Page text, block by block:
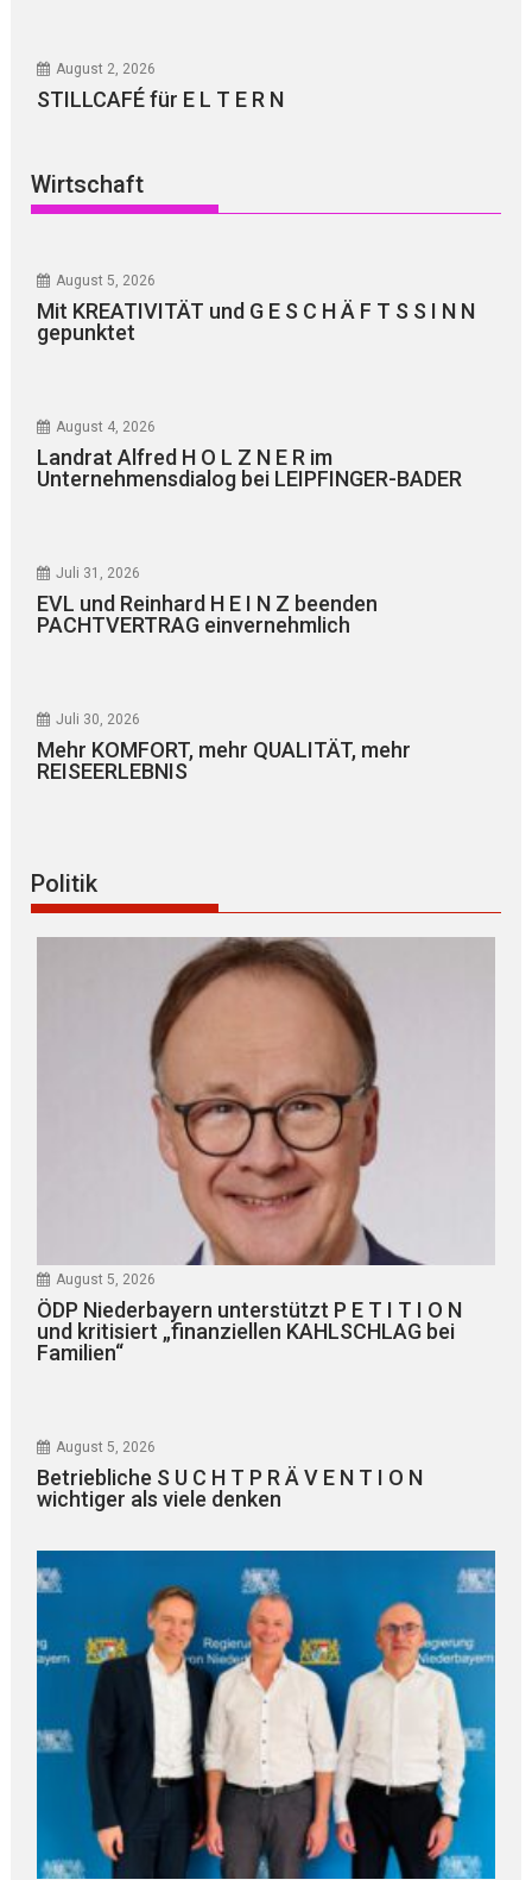
August 2, 2026
STILLCAFÉ für E L T E R N
Wirtschaft
August 5, 2026
Mit KREATIVITÄT und G E S C H Ä F T S S I N N
gepunktet
August 4, 2026
Landrat Alfred H O L Z N E R im
Unternehmensdialog bei LEIPFINGER-BADER
Juli 31, 2026
EVL und Reinhard H E I N Z beenden
PACHTVERTRAG einvernehmlich
Juli 30, 2026
Mehr KOMFORT, mehr QUALITÄT, mehr
REISEERLEBNIS
Politik
August 5, 2026
ÖDP Niederbayern unterstützt P E T I T I O N
und kritisiert „finanziellen KAHLSCHLAG bei
Familien“
August 5, 2026
Betriebliche S U C H T P R Ä V E N T I O N
wichtiger als viele denken